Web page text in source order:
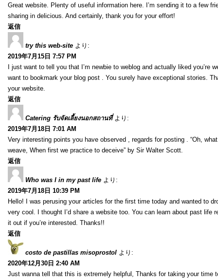
Great website. Plenty of useful information here. I’m sending it to a few
sharing in delicious. And certainly, thank you for your effort!
返信
try this web-site より:
2019年7月15日 7:57 PM
I just want to tell you that I’m newbie to weblog and actually liked you’re
want to bookmark your blog post . You surely have exceptional stories.
your website.
返信
Catering รับจัดเลี้ยงนอกสถานที่ より:
2019年7月18日 7:01 AM
Very interesting points you have observed , regards for posting . “Oh,
weave, When first we practice to deceive” by Sir Walter Scott.
返信
Who was I in my past life より:
2019年7月18日 10:39 PM
Hello! I was perusing your articles for the first time today and wanted to
very cool. I thought I’d share a website too. You can learn about past life
it out if you’re interested. Thanks!!
返信
costo de pastillas misoprostol より:
2020年12月30日 2:40 AM
Just wanna tell that this is extremely helpful, Thanks for taking your time